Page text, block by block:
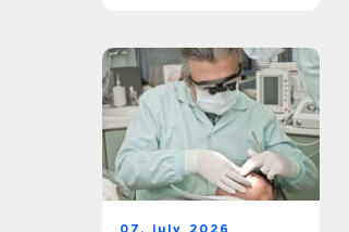
07. july 2026